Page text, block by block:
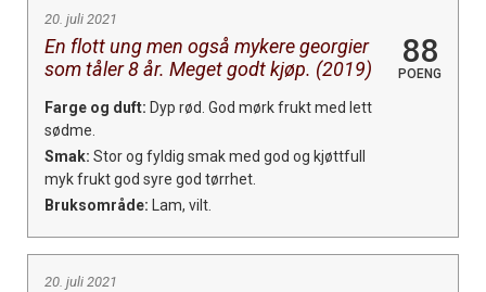
kan fritt velge hvilke du ønsker å få
tilsendt.
20. juli 2021
En flott ung men også mykere georgier
som tåler 8 år. Meget godt kjøp. (2019)
88
POENG
Farge og duft: Dyp rød. God mørk frukt med lett
sødme.
Smak: Stor og fyldig smak med god og kjøttfull
myk frukt god syre god tørrhet.
Bruksområde: Lam, vilt.
20. juli 2021